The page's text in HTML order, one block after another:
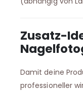
Zusatz-
Damit deine
professioneller